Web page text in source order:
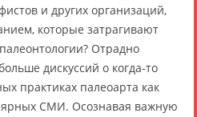
и других организаций,
которые затрагивают
Отрадно
дискуссий о когда-то
практиках палеоарта как
СМИ. Осознавая важную